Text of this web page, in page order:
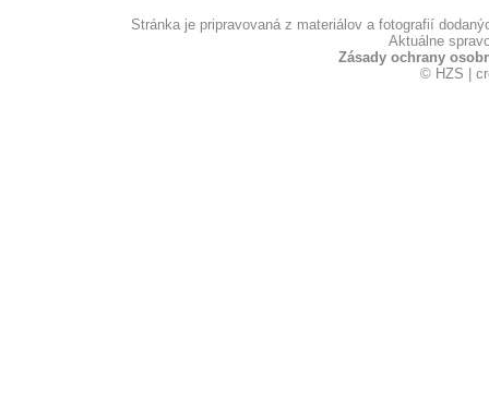
Stránka je pripravovaná z materiálov a fotografií
Aktuálne
Zásady ochrany
© HZS |